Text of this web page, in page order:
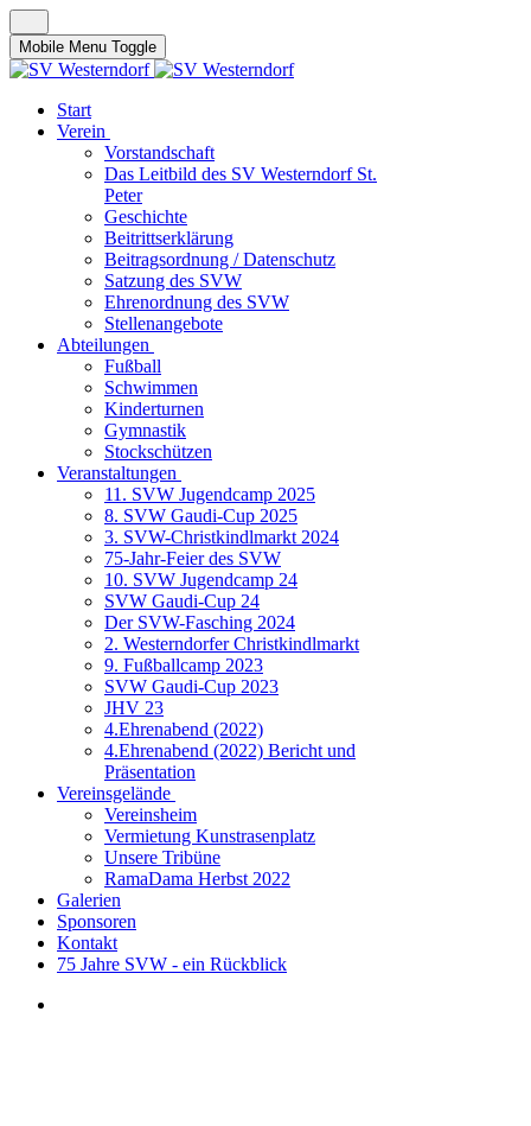
Mobile Menu Toggle
Start
Verein
Vorstandschaft
Das Leitbild des SV Westerndorf St.
Peter
Geschichte
Beitrittserklärung
Beitragsordnung / Datenschutz
Satzung des SVW
Ehrenordnung des SVW
Stellenangebote
Abteilungen
Fußball
Schwimmen
Kinderturnen
Gymnastik
Stockschützen
Veranstaltungen
11. SVW Jugendcamp 2025
8. SVW Gaudi-Cup 2025
3. SVW-Christkindlmarkt 2024
75-Jahr-Feier des SVW
10. SVW Jugendcamp 24
SVW Gaudi-Cup 24
Der SVW-Fasching 2024
2. Westerndorfer Christkindlmarkt
9. Fußballcamp 2023
SVW Gaudi-Cup 2023
JHV 23
4.Ehrenabend (2022)
4.Ehrenabend (2022) Bericht und
Präsentation
Vereinsgelände
Vereinsheim
Vermietung Kunstrasenplatz
Unsere Tribüne
RamaDama Herbst 2022
Galerien
Sponsoren
Kontakt
75 Jahre SVW - ein Rückblick